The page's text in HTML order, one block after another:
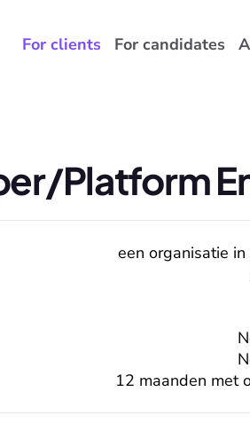
For clients For candidates
Platform
12 maanden met
een organisatie